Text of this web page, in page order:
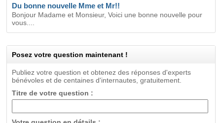
Du bonne nouvelle Mme et Mr!!
Bonjour Madame et Monsieur, Voici une bonne nouvelle pour
vous....
Posez votre question maintenant !
Publiez votre question et obtenez des réponses d'experts
bénévoles et de centaines d'internautes, gratuitement.
Titre de votre question :